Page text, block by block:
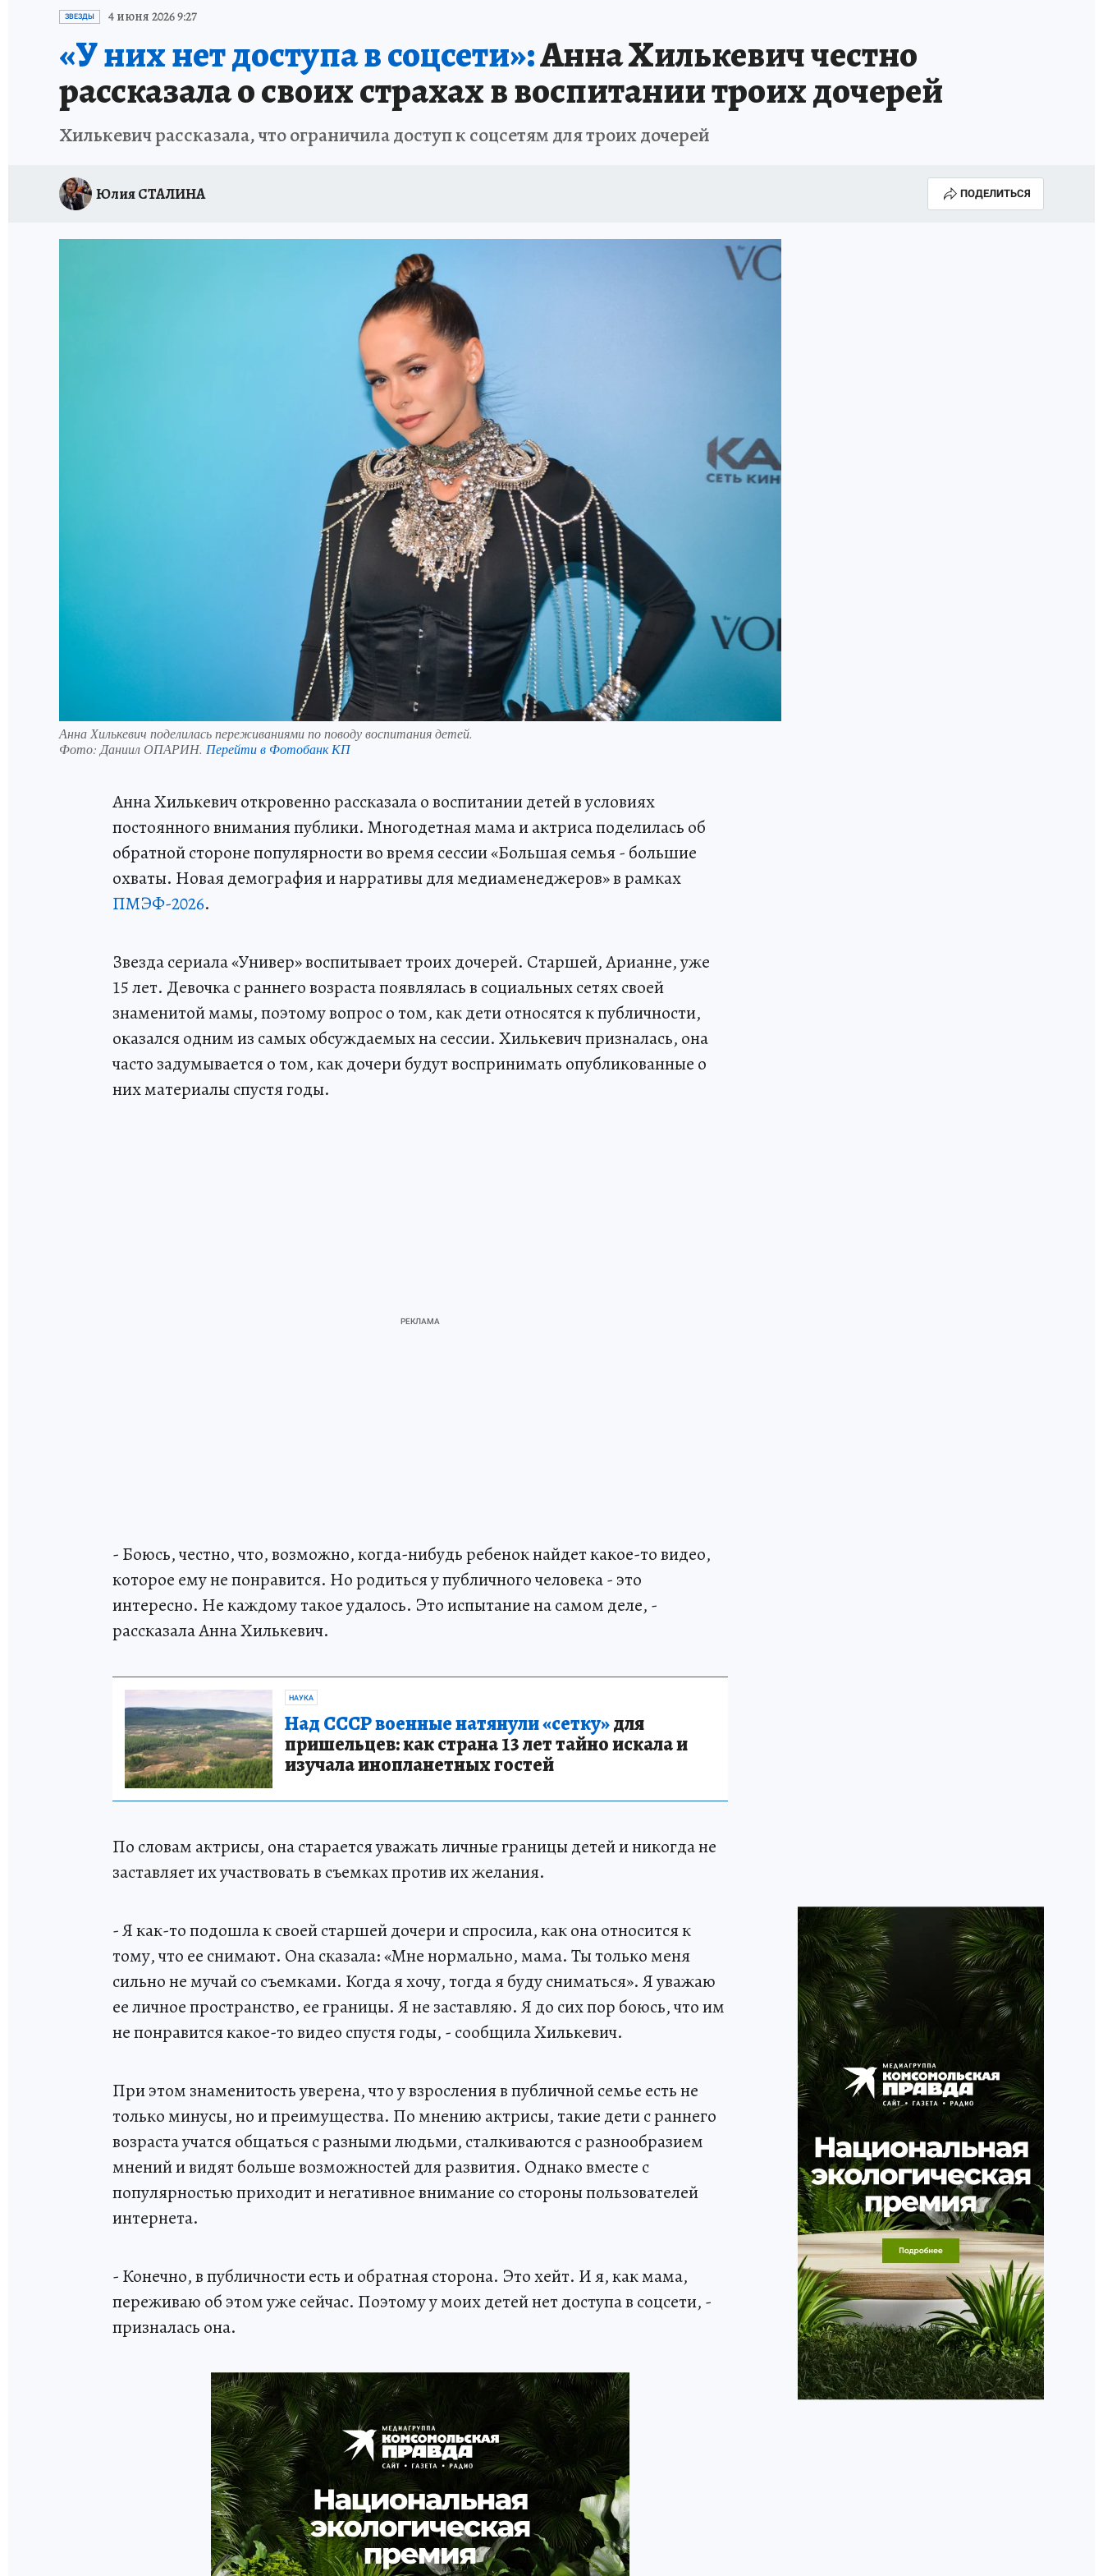
ПЕТЕРБУРГСКАЯ СТРОЙКА
ЗВЕЗДЫ 4 июня 2026 9:27
«У них нет доступа в соцсети»:Анна Хилькевич честно
рассказала о своих страхах в воспитании троих дочерей
Хилькевич рассказала, что ограничила доступ к соцсетям для троих дочерей
Юлия СТАЛИНА ПОДЕЛИТЬСЯ
Анна Хилькевич поделилась переживаниями по поводу воспитания детей.
Фото: Даниил ОПАРИН. Перейти в Фотобанк КП
Анна Хилькевич откровенно рассказала о воспитании детей в условиях
постоянного внимания публики. Многодетная мама и актриса поделилась об
обратной стороне популярности во время сессии «Большая семья - большие
охваты. Новая демография и нарративы для медиаменеджеров» в рамках
ПМЭФ-2026.
Звезда сериала «Универ» воспитывает троих дочерей. Старшей, Арианне, уже
15 лет. Девочка с раннего возраста появлялась в социальных сетях своей
знаменитой мамы, поэтому вопрос о том, как дети относятся к публичности,
оказался одним из самых обсуждаемых на сессии. Хилькевич призналась, она
часто задумывается о том, как дочери будут воспринимать опубликованные о
них материалы спустя годы.
- Боюсь, честно, что, возможно, когда-нибудь ребенок найдет какое-то видео,
которое ему не понравится. Но родиться у публичного человека - это
интересно. Не каждому такое удалось. Это испытание на самом деле, -
рассказала Анна Хилькевич.
НАУКА
Над СССР военные натянули «сетку»для
пришельцев: как страна 13 лет тайно искала и
изучала инопланетных гостей
По словам актрисы, она старается уважать личные границы детей и никогда не
заставляет их участвовать в съемках против их желания.
- Я как-то подошла к своей старшей дочери и спросила, как она относится к
тому, что ее снимают. Она сказала: «Мне нормально, мама. Ты только меня
сильно не мучай со съемками. Когда я хочу, тогда я буду сниматься». Я уважаю
ее личное пространство, ее границы. Я не заставляю. Я до сих пор боюсь, что им
не понравится какое-то видео спустя годы, - сообщила Хилькевич.
При этом знаменитость уверена, что у взросления в публичной семье есть не
только минусы, но и преимущества. По мнению актрисы, такие дети с раннего
возраста учатся общаться с разными людьми, сталкиваются с разнообразием
мнений и видят больше возможностей для развития. Однако вместе с
популярностью приходит и негативное внимание со стороны пользователей
интернета.
- Конечно, в публичности есть и обратная сторона. Это хейт. И я, как мама,
переживаю об этом уже сейчас. Поэтому у моих детей нет доступа в соцсети, -
призналась она.